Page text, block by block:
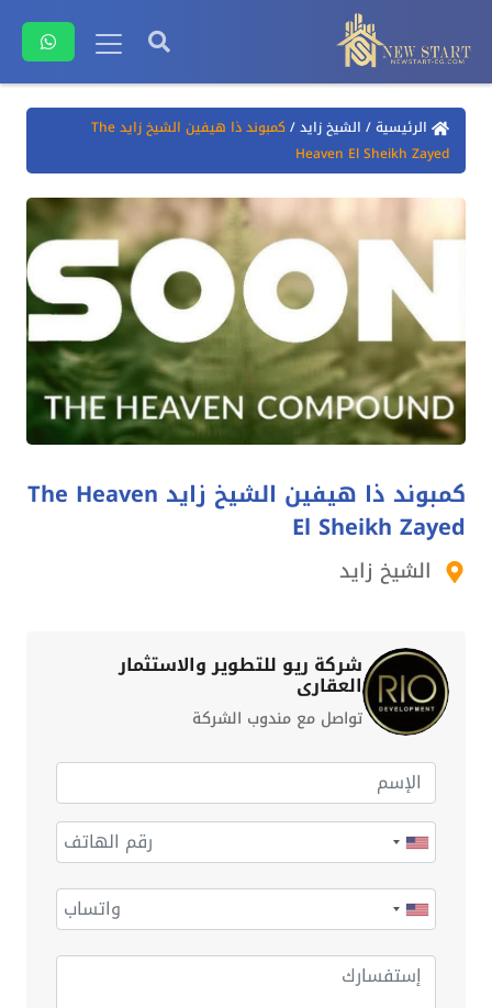
الرئيسية/ الشيخ زايد/
كمبوند ذا هيفين الشيخ زايد The
Heaven El Sheikh Zayed
كمبوند ذا هيفين الشيخ زايد The Heaven
El Sheikh Zayed
الشيخ زايد
شركة ريو للتطوير والاستثمار
العقاري
تواصل مع مندوب الشركة